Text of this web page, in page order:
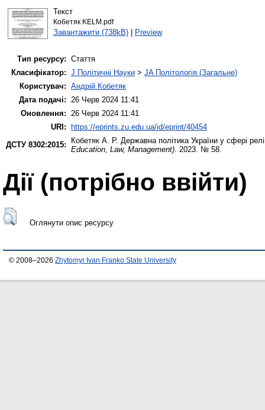
Текст
Кобетяк KELM.pdf
Завантажити (738kB)| Preview
Тип ресурсу: Стаття
Класифікатор: J Політичні Науки > JA Політологія (Загальне)
Користувач: Андрій Кобетяк
Дата подачі: 26 Черв 2024 11:41
Оновлення: 26 Черв 2024 11:41
URI:
https://eprints.zu.edu.ua/id/eprint/40454
ДСТУ 8302:2015:
Кобетяк А. Р. Державна політика України у сфері
Education, Law, Management). 2023. № 58.
Дії ​​(потрібно ввійти)
Оглянути опис ресурсу
© 2008–2026 Zhytomyr Ivan Franko State University